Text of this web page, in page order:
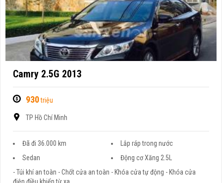
Camry 2.5G 2013
930triệu
TP Hồ Chí Minh
Đã đi 36.000 km
Lắp ráp trong nước
Sedan
Động cơ Xăng 2.5L
- Túi khí an toàn - Chốt cửa an toàn - Khóa cửa tự động - Khóa cửa